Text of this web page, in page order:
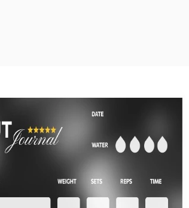
July 28,
Ajouté aux collections par 18
0 téléchargements ce